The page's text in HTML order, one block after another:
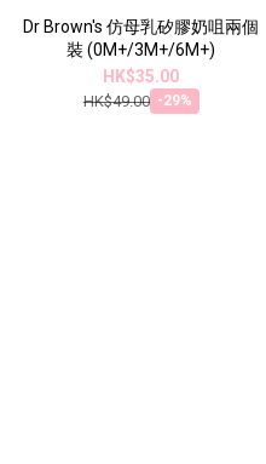
Dr Brown's 仿母乳矽膠奶咀兩個
裝 (0M+/3M+/6M+)
HK$35.00
HK$49.00 -29%